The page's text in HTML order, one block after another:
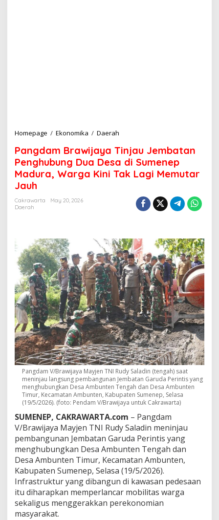
Homepage / Ekonomika / Daerah
n
g
d
a
j
a
y
a
T
i
n
j
a
u
J
e
m
b
a
t
a
n
P
e
n
h
u
b
u
n
g
D
u
a
Pangdam Brawijaya Tinjau Jembatan
Penghubung Dua Desa di Sumenep
Madura, Warga Kini Tak Lagi Memutar
Jauh
Cakrawarta
May 20, 2026
Daerah
Pangdam V/Brawijaya Mayjen TNI Rudy Saladin (tengah) saat
meninjau langsung pembangunan Jembatan Garuda Perintis yang
menghubungkan Desa Ambunten Tengah dan Desa Ambunten
Timur, Kecamatan Ambunten, Kabupaten Sumenep, Selasa
(19/5/2026). (foto: Pendam V/Brawijaya untuk Cakrawarta)
SUMENEP, CAKRAWARTA.com – Pangdam
V/Brawijaya Mayjen TNI Rudy Saladin meninjau
pembangunan Jembatan Garuda Perintis yang
menghubungkan Desa Ambunten Tengah dan
Desa Ambunten Timur, Kecamatan Ambunten,
Kabupaten Sumenep, Selasa (19/5/2026).
Infrastruktur yang dibangun di kawasan pedesaan
itu diharapkan memperlancar mobilitas warga
sekaligus menggerakkan perekonomian
masyarakat.